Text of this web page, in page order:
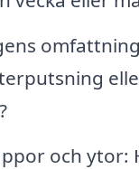
och ytor: